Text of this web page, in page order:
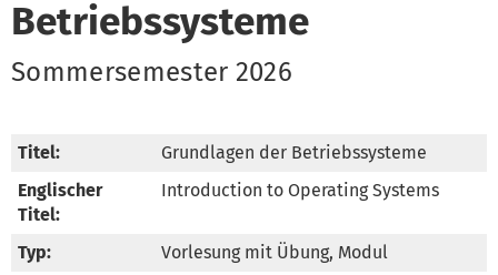
Betriebssysteme
Sommersemester 2026
Titel:
Grundlagen der Betriebssysteme
Englischer
Titel:
Introduction to Operating Systems
Typ:
Vorlesung mit Übung, Modul